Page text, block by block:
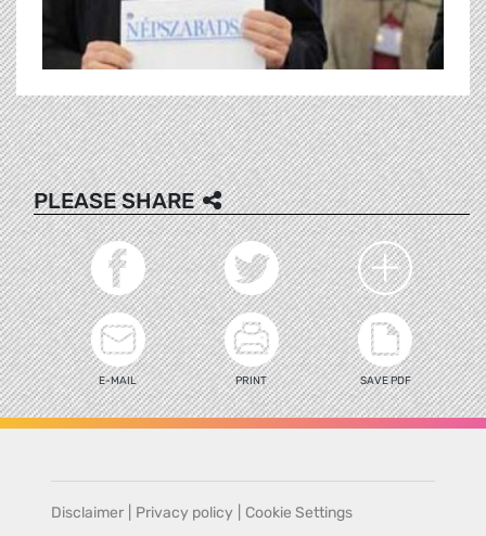
PLEASE SHARE
E-MAIL PRINT SAVE PDF
Disclaimer Privacy policy Cookie Settings